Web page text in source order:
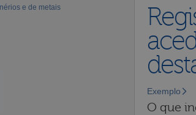
e de metais
Exemplo
O que